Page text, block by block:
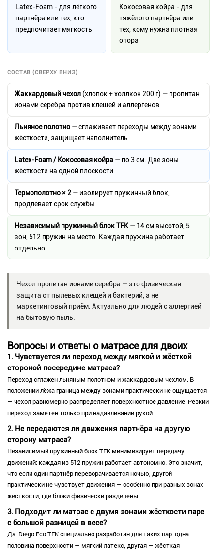
Latex-Foam - для лёгкого
партнёра или тех, кто
предпочитает мягкость
Кокосовая койра - для
тяжёлого партнёра или
тех, кому нужна плотная
опора
СОСТАВ (СВЕРХУ ВНИЗ)
Жаккардовый чехол (хлопок + холлкон 200 г) — пропитан
ионами серебра против клещей и аллергенов
Льняное полотно — сглаживает переходы между зонами
жёсткости, защищает наполнитель
Latex-Foam / Кокосовая койра — по 3 см. Две зоны
жёсткости на одной плоскости
Термополотно × 2 — изолирует пружинный блок,
продлевает срок службы
Независимый пружинный блок TFK — 14 см высотой, 5
зон, 512 пружин на место. Каждая пружина работает
отдельно
Чехол пропитан ионами серебра — это физическая
защита от пылевых клещей и бактерий, а не
маркетинговый приём. Актуально для людей с аллергией
на бытовую пыль.
Вопросы и ответы о матрасе для двоих
1. Чувствуется ли переход между мягкой и жёсткой
стороной посередине матраса?
Переход сглажен льняным полотном и жаккардовым чехлом. В
положении лёжа граница между зонами практически не ощущается
— чехол равномерно распределяет поверхностное давление. Резкий
переход заметен только при надавливании рукой
2. Не передаются ли движения партнёра на другую
сторону матраса?
Независимый пружинный блок TFK минимизирует передачу
движений: каждая из 512 пружин работает автономно. Это значит,
что если один партнёр переворачивается ночью, другой
практически не чувствует движения — особенно при разных зонах
жёсткости, где блоки физически разделены
3. Подходит ли матрас с двумя зонами жёсткости паре
с большой разницей в весе?
Да. Diego Eco TFK специально разработан для таких пар: одна
половина поверхности — мягкий латекс, другая — жёсткая